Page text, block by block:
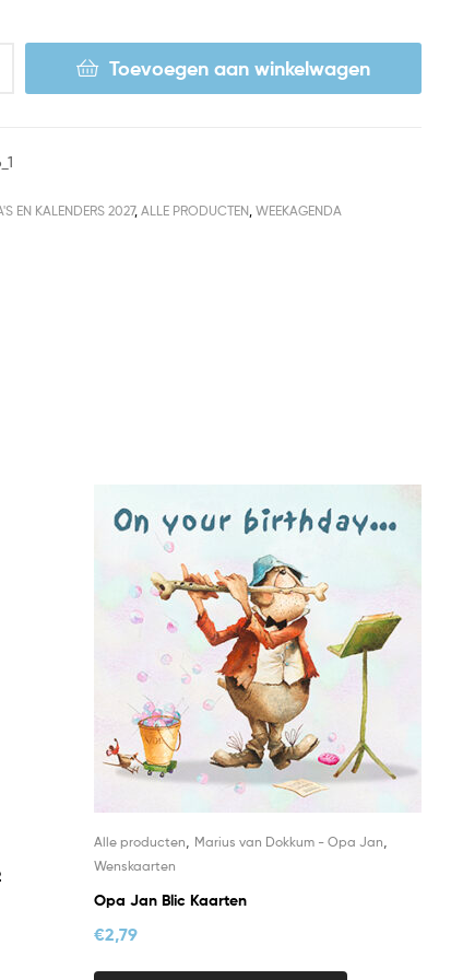
Toevoegen aan winkelwagen
EN KALENDERS 2027,ALLE PRODUCTEN ,WEEKAGENDA
Alle producten, Marius van Dokkum - Opa Jan,
Wenskaarten
Opa Jan Blic Kaarten
€2,79